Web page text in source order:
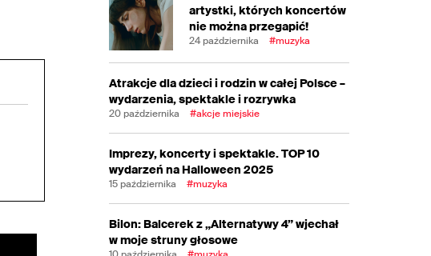
artystki, których koncertów
nie można przegapić!
24 października #muzyka
Atrakcje dla dzieci i rodzin w całej Polsce –
wydarzenia, spektakle i rozrywka
20 października #akcje miejskie
Imprezy, koncerty i spektakle. TOP 10
wydarzeń na Halloween 2025
15 października #muzyka
Bilon: Balcerek z „Alternatywy 4” wjechał
w moje struny głosowe